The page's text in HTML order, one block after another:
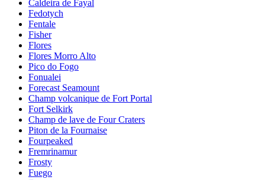
Caldeira de Fayal
Fedotych
Fentale
Fisher
Flores
Flores Morro Alto
Pico do Fogo
Fonualei
Forecast Seamount
Champ volcanique de Fort Portal
Fort Selkirk
Champ de lave de Four Craters
Piton de la Fournaise
Fourpeaked
Fremrinamur
Frosty
Fuego